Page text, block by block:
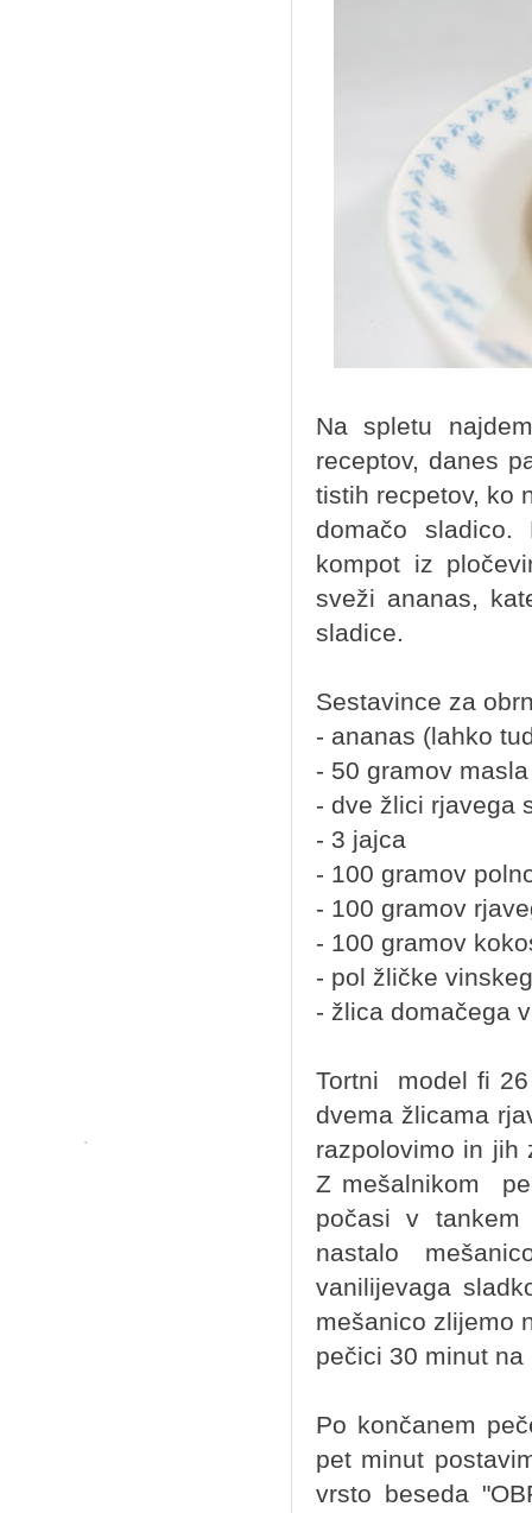
Na spletu
receptov, danes
tistih recpetov, ko
domačo sladico.
kompot iz
sveži ananas,
sladice.
Sestavince za
- ananas (lahko
- 50 gramov masla
- dve žlici rjavega
- 3 jajca
- 100 gramov
- 100 gramov
- 100 gramov
- pol žličke
- žlica domačega
Tortni model fi
dvema žlicama
razpolovimo in jih
Z mešalnikom
počasi v tankem
nastalo
vanilijevaga
mešanico zlijemo
pečici 30 minut
Po končanem
pet minut
vrsto beseda